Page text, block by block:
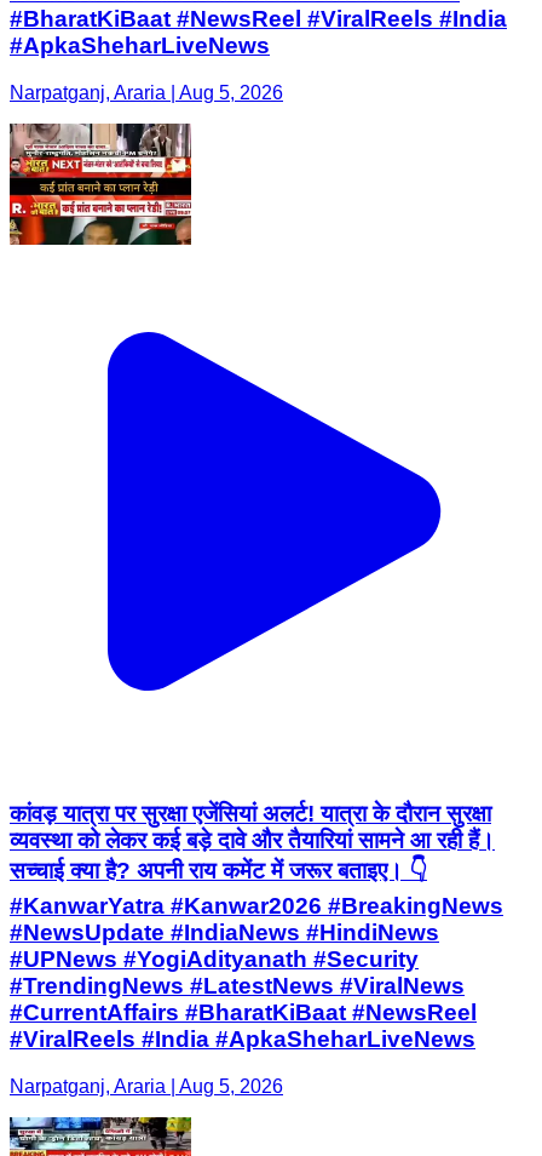
#BharatKiBaat #NewsReel #ViralReels #India
#ApkaSheharLiveNews
Narpatganj, Araria | Aug 5, 2026
कांवड़ यात्रा पर सुरक्षा एजेंसियां अलर्ट! यात्रा के दौरान सुरक्षा
व्यवस्था को लेकर कई बड़े दावे और तैयारियां सामने आ रही हैं।
सच्चाई क्या है? अपनी राय कमेंट में जरूर बताइए। 👇
#KanwarYatra #Kanwar2026 #BreakingNews
#NewsUpdate #IndiaNews #HindiNews
#UPNews #YogiAdityanath #Security
#TrendingNews #LatestNews #ViralNews
#CurrentAffairs #BharatKiBaat #NewsReel
#ViralReels #India #ApkaSheharLiveNews
Narpatganj, Araria | Aug 5, 2026